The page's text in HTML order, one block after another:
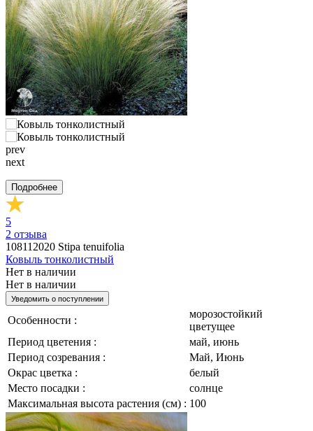
prev
next
Подробнее
5
2 отзыва
108112020 Stipa tenuifolia
Ковыль тонколистный
Нет в наличии
Нет в наличии
Уведомить о поступлении
Особенности :
морозостойкий
цветущее
Период цветения :
май, июнь
Период созревания :
Май, Июнь
Окрас цветка :
белый
Место посадки :
солнце
Максимальная высота растения (см) : 100